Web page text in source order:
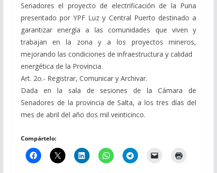
Senadores el proyecto de electrificación de la Puna
presentado por YPF Luz y Central Puerto destinado a
garantizar energía a las comunidades que viven y
trabajan en la zona y a los proyectos mineros,
mejorando las condiciones de infraestructura y calidad
energética de la Provincia.
Art. 2o.- Registrar, Comunicar y Archivar.
Dada en la sala de sesiones de la Cámara de
Senadores de la provincia de Salta, a los tres días del
mes de abril del año dos mil veinticinco.
Compártelo: